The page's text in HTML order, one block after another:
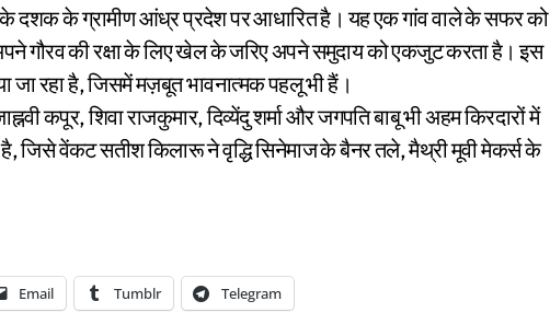
के दशक के ग्रामीण आंध्र प्रदेश पर आधारित है। यह एक गांव वाले के सफर को
गौरव की रक्षा के लिए खेल के जरिए अपने समुदाय को एकजुट करता है। इस
जा रहा है, जिसमें मज़बूत भावनात्मक पहलू भी हैं।
कपूर, शिवा राजकुमार, दिव्येंदु शर्मा और जगपति बाबू भी अहम किरदारों में
जिसे वेंकट सतीश किलारू ने वृद्धि सिनेमाज के बैनर तले, मैथ्री मूवी मेकर्स के
Email Tumblr Telegram